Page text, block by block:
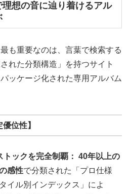
想の音に辿り着けるアル
も重要なのは、言葉で検索する
れた分類構造」を持つサイト
ッケージ化された専用アルバム
位性】
ックを完全制覇： 40年以上の
感性で分類された「プロ仕様
イル別インデックス」によ